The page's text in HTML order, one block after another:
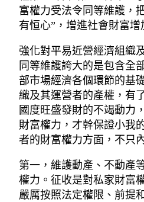
富權力受法令同等維護，
有恒心”，增進社會財富
強化對平易近營經濟組織
同等維護誇大的是包含全
部市場經濟各個環節的基
織及其運營者的產權，有
國度旺盛發財的不竭動力
財富權力，才幹保證小我
者的財富權力方面，不只
第一，維護動產、不動產
權力。征收是對私家財富
嚴厲按照法定權限、前提